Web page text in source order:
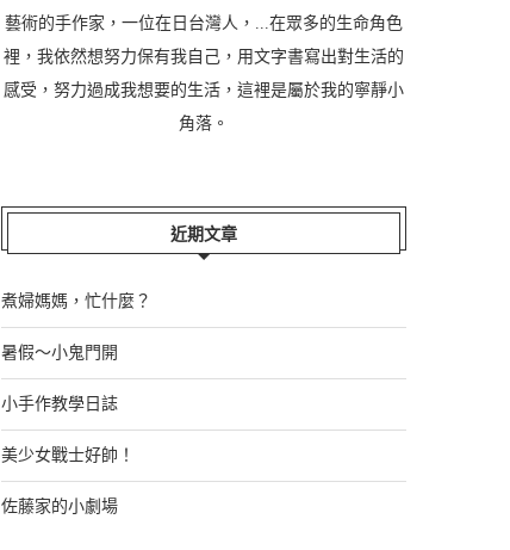
藝術的手作家，一位在日台灣人，...在眾多的生命角色
裡，我依然想努力保有我自己，用文字書寫出對生活的
感受，努力過成我想要的生活，這裡是屬於我的寧靜小
角落。
近期文章
煮婦媽媽，忙什麼？
暑假～小鬼門開
小手作教學日誌
美少女戰士好帥！
佐藤家的小劇場